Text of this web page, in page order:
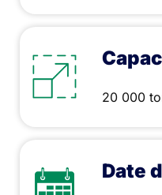
20 000
Date